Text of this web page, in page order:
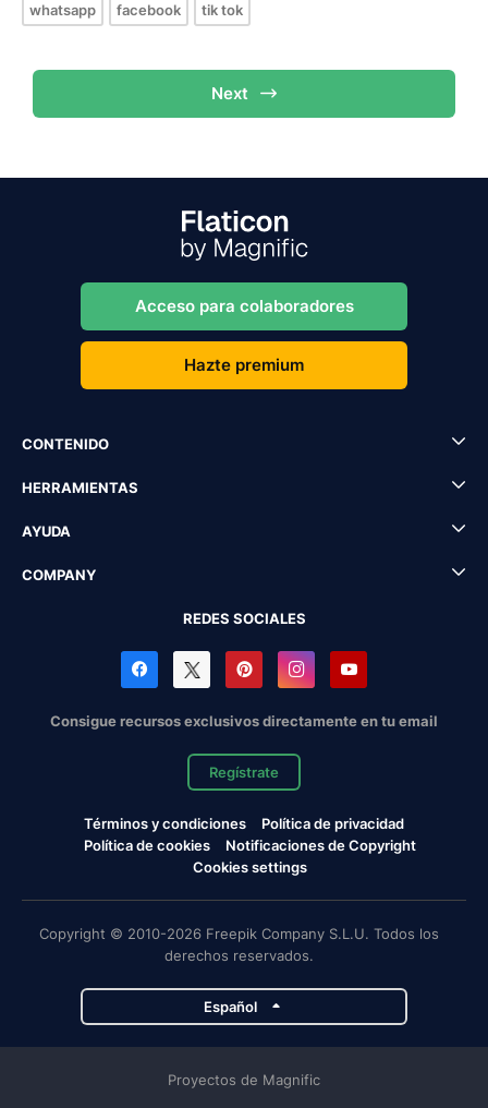
whatsapp facebook tik tok
Next
Acceso para colaboradores
Hazte premium
CONTENIDO
HERRAMIENTAS
AYUDA
COMPANY
REDES SOCIALES
Consigue recursos exclusivos directamente en tu email
Regístrate
Términos y condiciones
Política de privacidad
Política de cookies
Notificaciones de Copyright
Cookies settings
Copyright © 2010-2026 Freepik Company S.L.U. Todos los
derechos reservados.
Español
Proyectos de Magnific